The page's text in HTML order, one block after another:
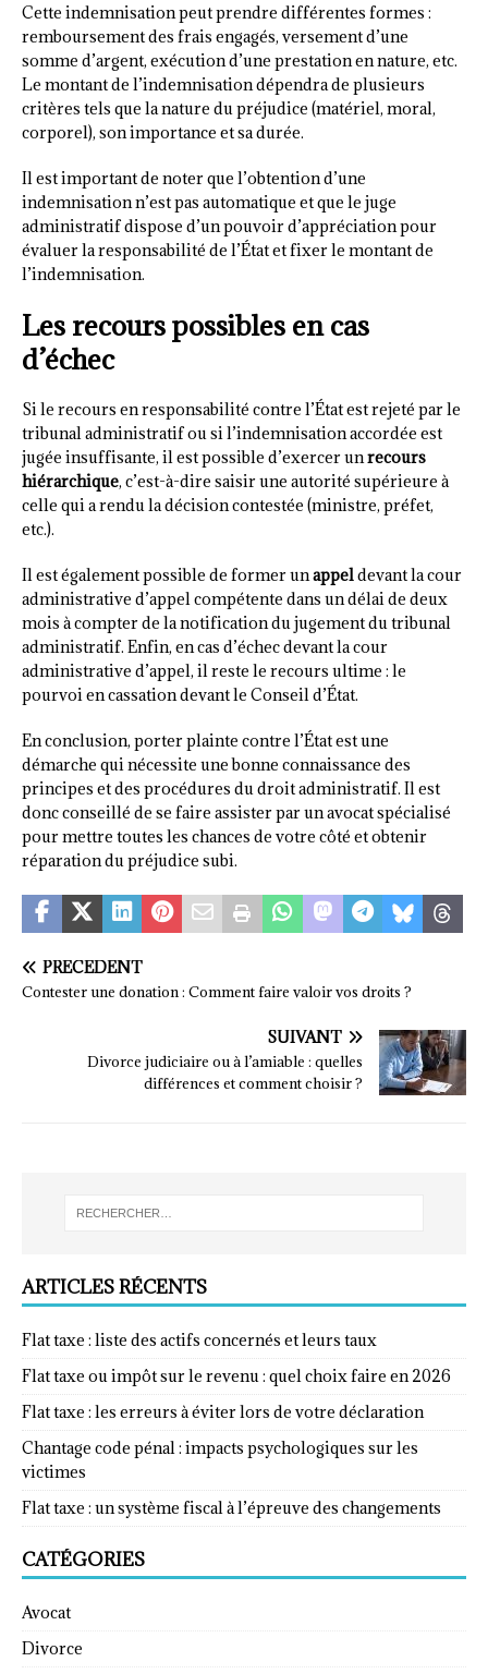
Cette indemnisation peut prendre différentes formes :
remboursement des frais engagés, versement d’une
somme d’argent, exécution d’une prestation en nature, etc.
Le montant de l’indemnisation dépendra de plusieurs
critères tels que la nature du préjudice (matériel, moral,
corporel), son importance et sa durée.
Il est important de noter que l’obtention d’une
indemnisation n’est pas automatique et que le juge
administratif dispose d’un pouvoir d’appréciation pour
évaluer la responsabilité de l’État et fixer le montant de
l’indemnisation.
Les recours possibles en cas
d’échec
Si le recours en responsabilité contre l’État est rejeté par le
tribunal administratif ou si l’indemnisation accordée est
jugée insuffisante, il est possible d’exercer unrecours
hiérarchique, c’est-à-dire saisir une autorité supérieure à
celle qui a rendu la décision contestée (ministre, préfet,
etc.).
Il est également possible de former unappeldevant la cour
administrative d’appel compétente dans un délai de deux
mois à compter de la notification du jugement du tribunal
administratif. Enfin, en cas d’échec devant la cour
administrative d’appel, il reste le recours ultime : le
pourvoi en cassation devant le Conseil d’État.
En conclusion, porter plainte contre l’État est une
démarche qui nécessite une bonne connaissance des
principes et des procédures du droit administratif. Il est
donc conseillé de se faire assister par un avocat spécialisé
pour mettre toutes les chances de votre côté et obtenir
réparation du préjudice subi.
PRÉCÉDENT
Contester une donation : Comment faire valoir vos droits ?
SUIVANT
Divorce judiciaire ou à l’amiable : quelles
différences et comment choisir ?
ARTICLES RÉCENTS
Flat taxe : liste des actifs concernés et leurs taux
Flat taxe ou impôt sur le revenu : quel choix faire en 2026
Flat taxe : les erreurs à éviter lors de votre déclaration
Chantage code pénal : impacts psychologiques sur les
victimes
Flat taxe : un système fiscal à l’épreuve des changements
CATÉGORIES
Avocat
Divorce